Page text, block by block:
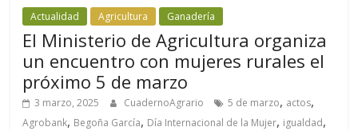
Actualidad Agricultura Ganadería
El Ministerio de Agricultura organiza
un encuentro con mujeres rurales el
próximo 5 de marzo
3 marzo, 2025 CuadernoAgrario 5 de marzo, actos,
Agrobank, Begoña García, Día Internacional de la Mujer, igualdad,